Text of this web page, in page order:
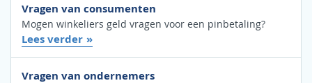
Vragen van consumenten
Mogen winkeliers geld vragen voor een pinbetaling?
Lees verder
Vragen van ondernemers